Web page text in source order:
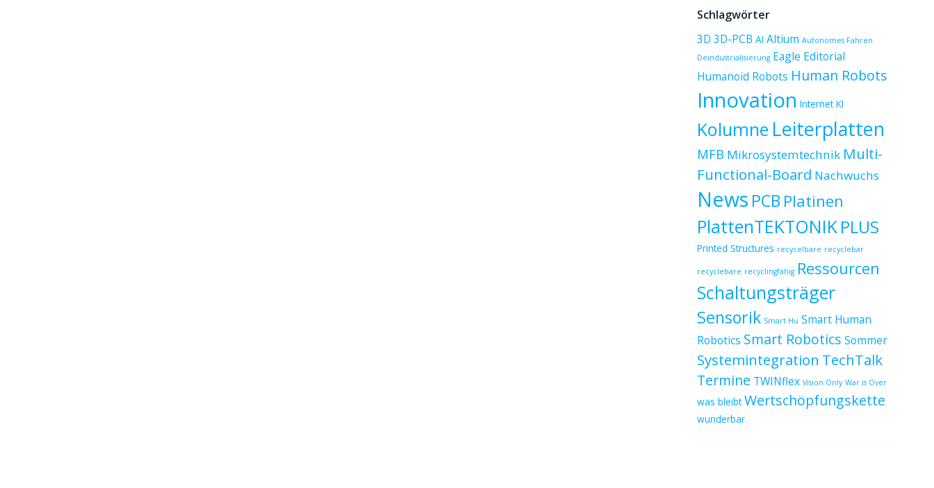
Schlagwörter
3D 3D-PCB AI Altium Autonomes Fahren
Deindustrialisierung Eagle Editorial
Humanoid Robots Human Robots
Innovation Internet KI
Kolumne Leiterplatten
MFB Mikrosystemtechnik Multi-
Functional-Board Nachwuchs
News PCB Platinen
PlattenTEKTONIK PLUS
Printed Structures recycelbare recyclebar
recyclebare recyclingfähig Ressourcen
Schaltungsträger
Sensorik Smart Hu Smart Human
Robotics Smart Robotics Sommer
Systemintegration TechTalk
Termine TWINflex Vision Only War is Over
was bleibt Wertschöpfungskette
wunderbar